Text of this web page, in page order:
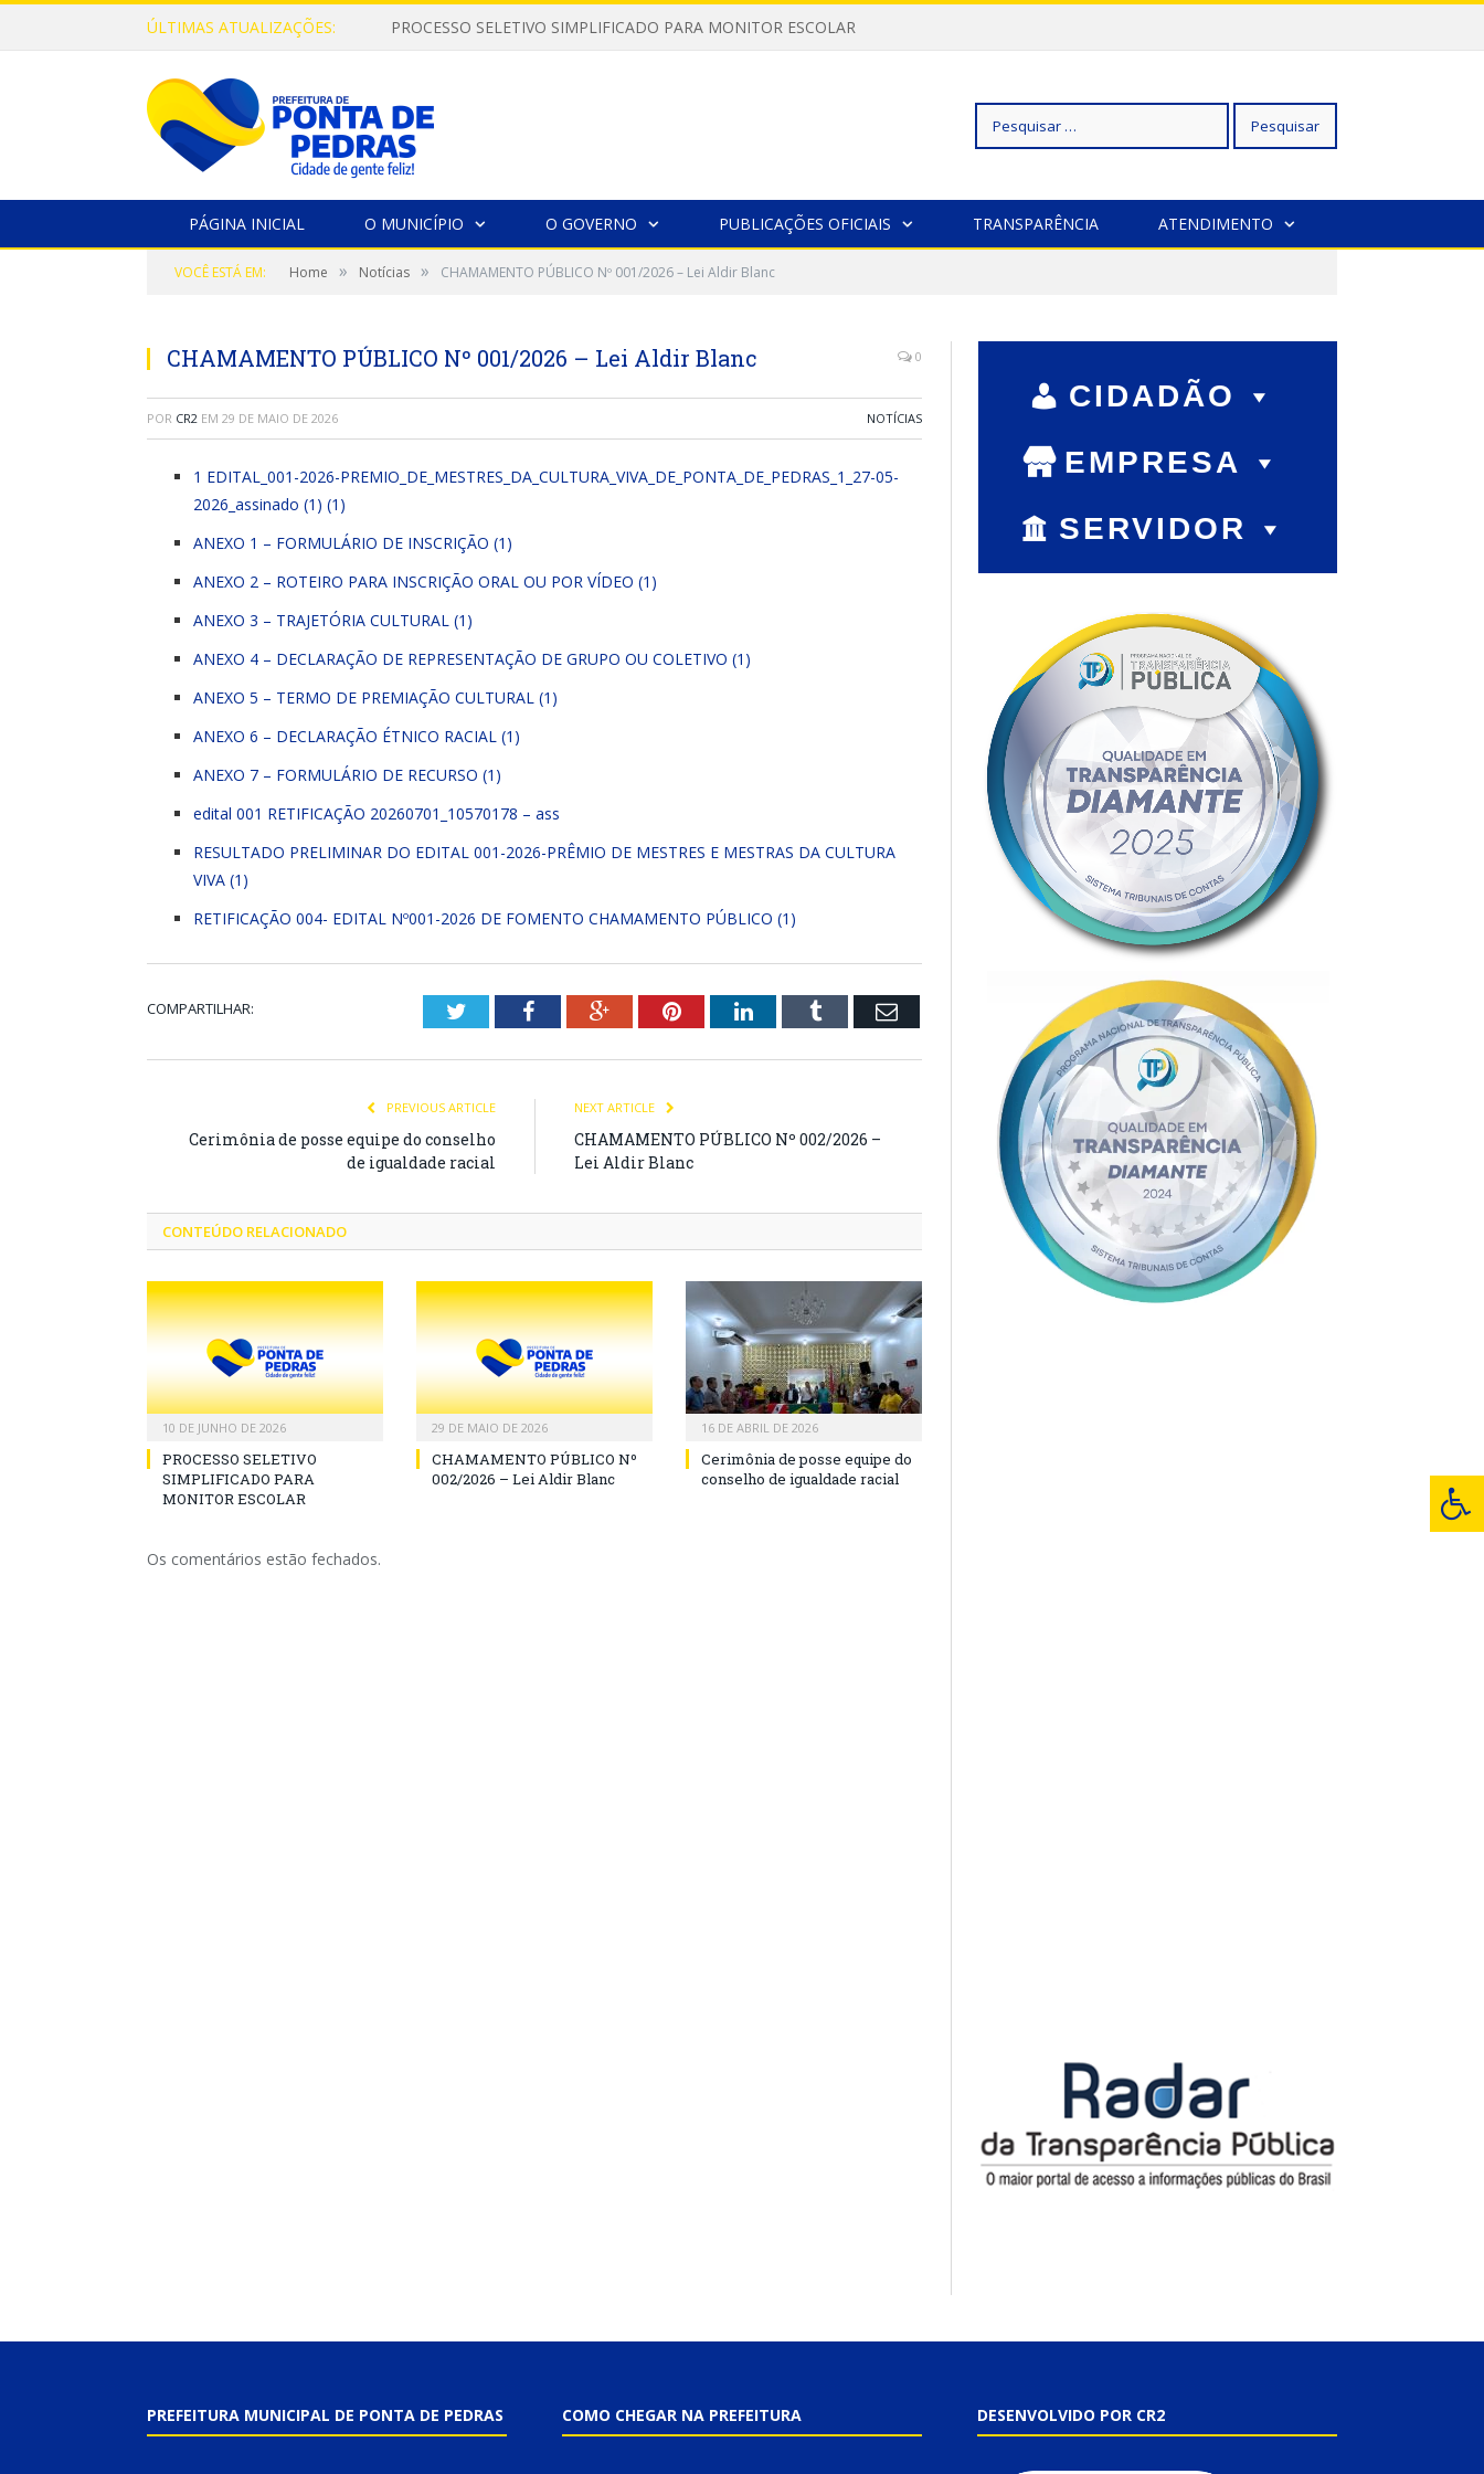
ÚLTIMAS ATUALIZAÇÕES: PROCESSO SELETIVO SIMPLIFICADO PARA MONITOR ESCOLAR
Pesquisar
PÁGINA INICIAL O MUNICÍPIO O GOVERNO PUBLICAÇÕES OFICIAIS TRANSPARÊNCIA ATENDIMENTO
VOCÊ ESTÁ EM: Home » Notícias » CHAMAMENTO PÚBLICO Nº 001/2026 – Lei Aldir Blanc
CHAMAMENTO PÚBLICO Nº 001/2026 – Lei Aldir Blanc 0
POR CR2 EM 29 DE MAIO DE 2026 NOTÍCIAS
1 EDITAL_001-2026-PREMIO_DE_MESTRES_DA_CULTURA_VIVA_DE_PONTA_DE_PEDRAS_1_27-05-
2026_assinado (1) (1)
ANEXO 1 – FORMULÁRIO DE INSCRIÇÃO (1)
ANEXO 2 – ROTEIRO PARA INSCRIÇÃO ORAL OU POR VÍDEO (1)
ANEXO 3 – TRAJETÓRIA CULTURAL (1)
ANEXO 4 – DECLARAÇÃO DE REPRESENTAÇÃO DE GRUPO OU COLETIVO (1)
ANEXO 5 – TERMO DE PREMIAÇÃO CULTURAL (1)
ANEXO 6 – DECLARAÇÃO ÉTNICO RACIAL (1)
ANEXO 7 – FORMULÁRIO DE RECURSO (1)
edital 001 RETIFICAÇÃO 20260701_10570178 – ass
RESULTADO PRELIMINAR DO EDITAL 001-2026-PRÊMIO DE MESTRES E MESTRAS DA CULTURA
VIVA (1)
RETIFICAÇÃO 004- EDITAL Nº001-2026 DE FOMENTO CHAMAMENTO PÚBLICO (1)
COMPARTILHAR: TwitterFacebookGoogle+PinterestLinkedInTumblr Email
PREVIOUS ARTICLE
Cerimônia de posse equipe do conselho
de igualdade racial
NEXT ARTICLE
CHAMAMENTO PÚBLICO Nº 002/2026 –
Lei Aldir Blanc
CONTEÚDO RELACIONADO
10 DE JUNHO DE 2026
PROCESSO SELETIVO
SIMPLIFICADO PARA
MONITOR ESCOLAR
29 DE MAIO DE 2026
CHAMAMENTO PÚBLICO Nº
002/2026 – Lei Aldir Blanc
16 DE ABRIL DE 2026
Cerimônia de posse equipe do
conselho de igualdade racial
Os comentários estão fechados.
CIDADÃO
EMPRESA
SERVIDOR
PREFEITURA MUNICIPAL DE PONTA DE PEDRAS COMO CHEGAR NA PREFEITURA DESENVOLVIDO POR CR2